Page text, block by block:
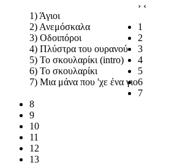
1) Άγιοι
2) Ανεμόσκαλα
3) Οδοιπόροι
4) Πλύστρα του ουρανού
5) Το σκουλαρίκι (intro)
6) Το σκουλαρίκι
7) Μια μάνα που 'χε ένα γιο
› ‹
1
2
3
4
5
6
7
8
9
10
11
12
13